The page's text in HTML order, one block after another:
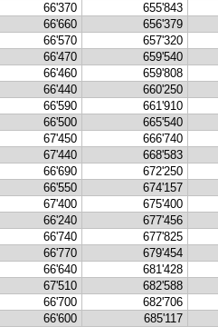
66'370 655'843
66'660 656'379
66'570 657'320
66'470 659'540
66'460 659'808
66'440 660'250
66'590 661'910
66'500 665'540
67'450 666'740
67'440 668'583
66'690 672'250
66'550 674'157
67'400 675'400
66'240 677'456
66'740 677'825
66'770 679'454
66'640 681'428
67'510 682'588
66'700 682'706
66'600 685'117